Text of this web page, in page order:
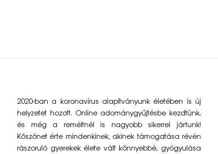
j
r
a
2020-ban a koronavírus alapítványunk életében is új
helyzetet hozott. Online adománygyűjtésbe kezdtünk,
és még a reméltnél is nagyobb sikerrel jártunk!
Köszönet érte mindenkinek, akinek támogatása révén
rászoruló gyerekek élete vált könnyebbé, gyógyulása